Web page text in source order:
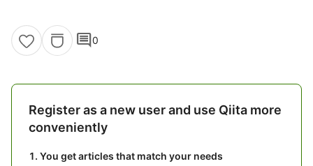
comment0
Register as a new user and use Qiita more
conveniently
You get articles that match your needs